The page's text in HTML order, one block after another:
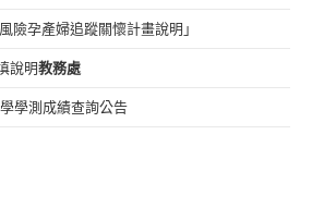
險孕產婦追蹤關懷計畫說明」
說明教務處
學測成績查詢公告